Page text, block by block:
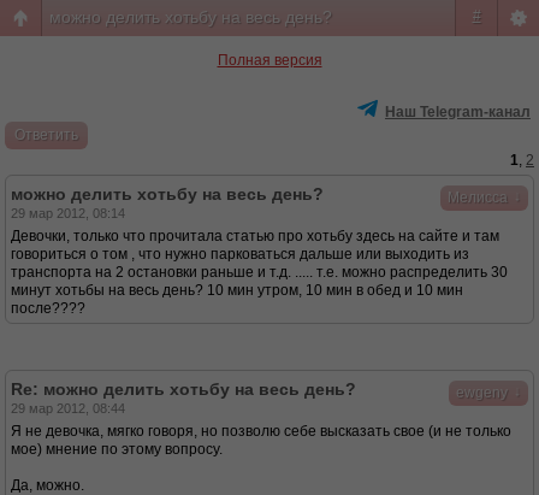
#
можно делить хотьбу на весь день?
Полная версия
Наш Telegram-канал
Ответить
1, 2
Мелисса
можно делить хотьбу на весь день?
29 мар 2012, 08:14
Девочки, только что прочитала статью про хотьбу здесь на сайте и там
говориться о том , что нужно парковаться дальше или выходить из
транспорта на 2 остановки раньше и т.д. ..... т.е. можно распределить 30
минут хотьбы на весь день? 10 мин утром, 10 мин в обед и 10 мин
после????
ewgeny
Re: можно делить хотьбу на весь день?
29 мар 2012, 08:44
Я не девочка, мягко говоря, но позволю себе высказать свое (и не только
мое) мнение по этому вопросу.
Да, можно.